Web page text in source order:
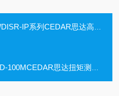
IP系列CEDAR思达高性能扭矩测试仪
思达扭矩测试仪